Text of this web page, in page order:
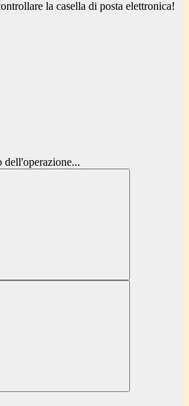
la casella di posta elettronica!
dell'operazione...